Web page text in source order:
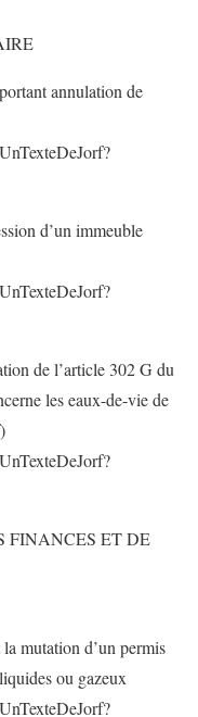
annulation de
d’un immeuble
de l’article 302 G du
les eaux-de-vie de
FINANCES ET DE
mutation d’un permis
ou gazeux